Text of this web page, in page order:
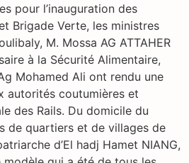
pour l’inauguration des
Brigade Verte, les ministres
M. Mossa AG ATTAHER
à la Sécurité Alimentaire,
Mohamed Ali ont rendu une
autorités coutumières et
des Rails. Du domicile du
de quartiers et de villages de
d’El hadj Hamet NIANG,